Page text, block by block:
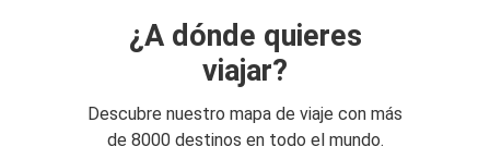
¿A dónde quieres
viajar?
Descubre nuestro mapa de viaje con más
de 8000 destinos en todo el mundo.